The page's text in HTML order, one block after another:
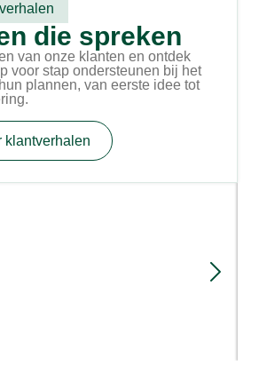
die spreken
van onze klanten en ontdek
voor stap ondersteunen bij het
plannen, van eerste idee tot
klantverhalen
in Netterden bouwt